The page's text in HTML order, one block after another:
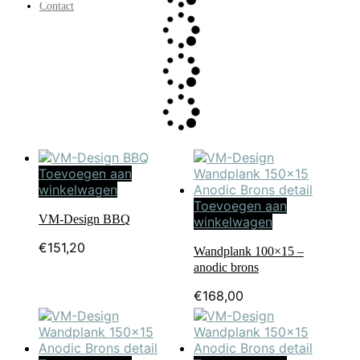
Contact
Toevoegen aan
winkelwagen
VM-Design BBQ
€151,20
Toevoegen aan
winkelwagen
Wandplank 100×15 –
anodic brons
€168,00